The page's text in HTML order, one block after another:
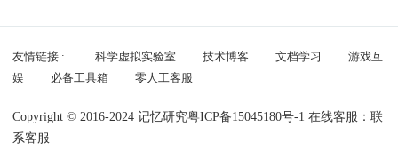
友情链接 : 科学虚拟实验室 技术博客 文档学习
游戏互
娱
必备工具箱 零人工客服
Copyright © 2016-2024 记忆研究粤ICP备15045180号-1 在线客服： 联
系客服